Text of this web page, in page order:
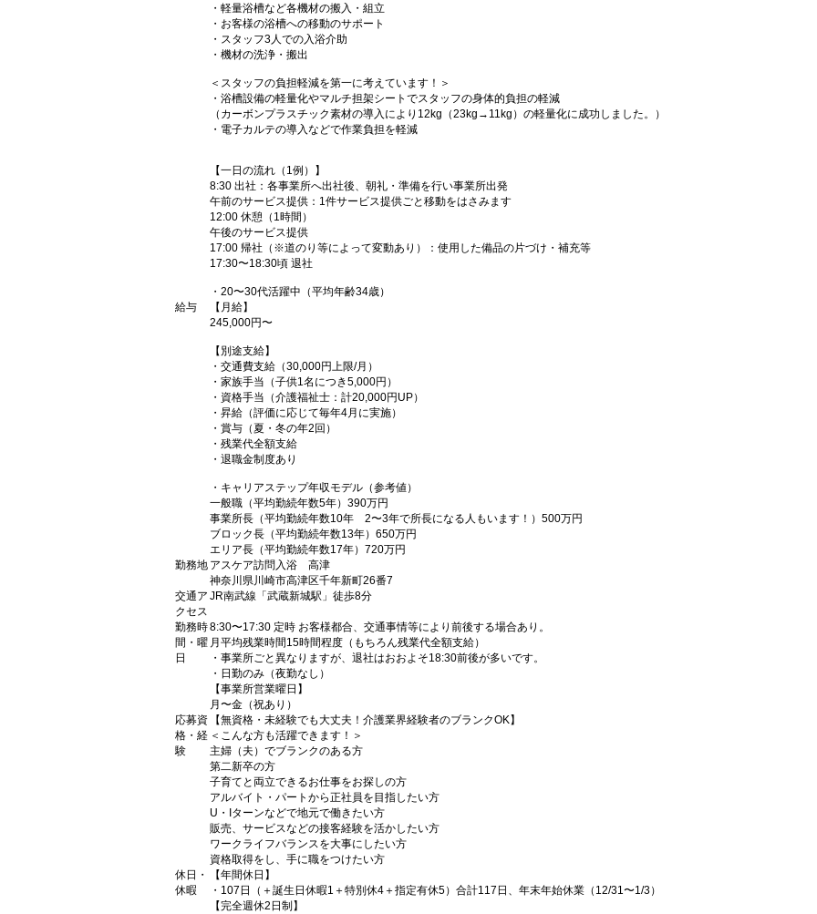
・軽量浴槽など各機材の搬入・組立
・お客様の浴槽への移動のサポート
・スタッフ3人での入浴介助
・機材の洗浄・搬出
＜スタッフの負担軽減を第一に考えています！＞
・浴槽設備の軽量化やマルチ担架シートでスタッフの身体的負担の軽減
（カーボンプラスチック素材の導入により12kg（23kg→11kg）の軽量化に成功しました。）
・電子カルテの導入などで作業負担を軽減
【一日の流れ（1例）】
8:30 出社：各事業所へ出社後、朝礼・準備を行い事業所出発
午前のサービス提供：1件サービス提供ごと移動をはさみます
12:00 休憩（1時間）
午後のサービス提供
17:00 帰社（※道のり等によって変動あり）：使用した備品の片づけ・補充等
17:30〜18:30頃 退社
・20〜30代活躍中（平均年齢34歳）
給与
【月給】
245,000円〜
【別途支給】
・交通費支給（30,000円上限/月）
・家族手当（子供1名につき5,000円）
・資格手当（介護福祉士：計20,000円UP）
・昇給（評価に応じて毎年4月に実施）
・賞与（夏・冬の年2回）
・残業代全額支給
・退職金制度あり
・キャリアステップ年収モデル（参考値）
一般職（平均勤続年数5年）390万円
事業所長（平均勤続年数10年 2〜3年で所長になる人もいます！）500万円
ブロック長（平均勤続年数13年）650万円
エリア長（平均勤続年数17年）720万円
勤務地 アスケア訪問入浴 高津
神奈川県川崎市高津区千年新町26番7
交通ア
クセス
JR南武線「武蔵新城駅」徒歩8分
勤務時
間・曜
日
8:30〜17:30 定時 お客様都合、交通事情等により前後する場合あり。
月平均残業時間15時間程度（もちろん残業代全額支給）
・事業所ごと異なりますが、退社はおおよそ18:30前後が多いです。
・日勤のみ（夜勤なし）
【事業所営業曜日】
月〜金（祝あり）
応募資
格・経
験
【無資格・未経験でも大丈夫！介護業界経験者のブランクOK】
＜こんな方も活躍できます！＞
主婦（夫）でブランクのある方
第二新卒の方
子育てと両立できるお仕事をお探しの方
アルバイト・パートから正社員を目指したい方
U・Iターンなどで地元で働きたい方
販売、サービスなどの接客経験を活かしたい方
ワークライフバランスを大事にしたい方
資格取得をし、手に職をつけたい方
休日・
休暇
【年間休日】
・107日（＋誕生日休暇1＋特別休4＋指定有休5）合計117日、年末年始休業（12/31〜1/3）
【完全週休2日制】